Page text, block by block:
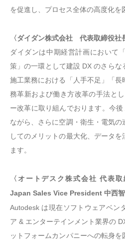
を促進し、プロセス全体の高度化を
〈ダイダン株式会社 代表取締役
ダイダンは中期経営計画において
策」の一環として建設 DX のさらな
施工業務における「人手不足」「
務革新および働き方改革の手法と
ー改革に取り組んでおります。今
ながら、さらに空調・衛生・電気の
してのメリットの最大化、データ
ます。
〈オートデスク株式会社 代表
Japan Sales Vice President 中西智
Autodesk は現在ソフトウェアベン
ア & エンターテインメント業界の
ットフォームカンパニーへの転身